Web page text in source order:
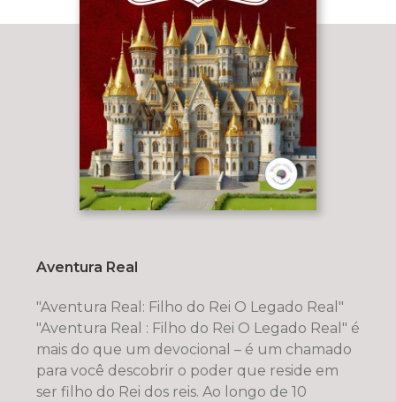
Aventura Real
"Aventura Real: Filho do Rei O Legado Real"
"Aventura Real : Filho do Rei O Legado Real" é
mais do que um devocional – é um chamado
para você descobrir o poder que reside em
ser filho do Rei dos reis. Ao longo de 10